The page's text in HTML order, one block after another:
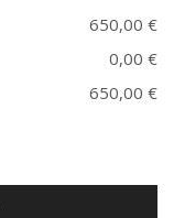
650,00 €
0,00 €
650,00 €